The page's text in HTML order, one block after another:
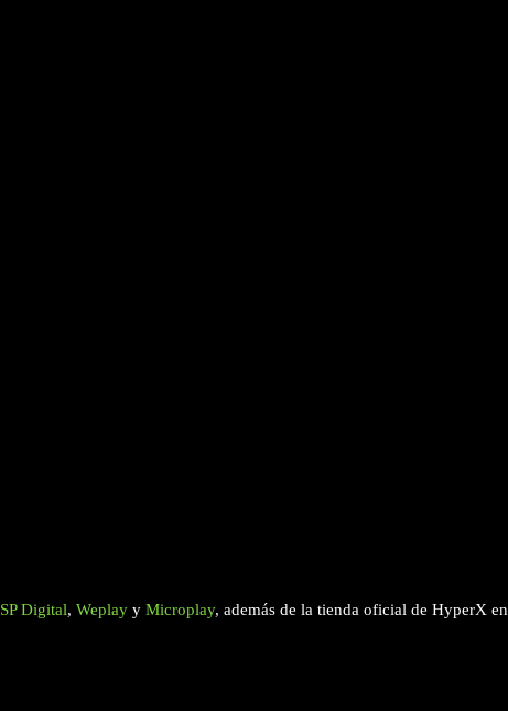
SP Digital, Weplay y Microplay, además de la tienda oficial de HyperX en